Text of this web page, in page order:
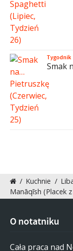
Tygodnik
Smak
/ Kuchnie /
Manāqīsh (Placek
O notatniku
Cała praca nad